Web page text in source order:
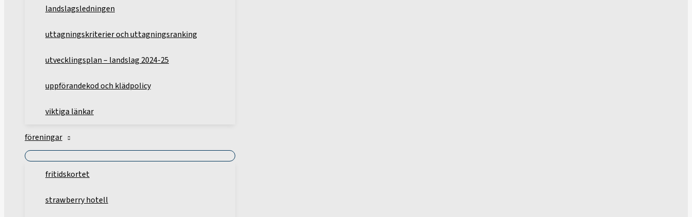
landslagsledningen
uttagningskriterier och uttagningsranking
utvecklingsplan – landslag 2024-25
uppförandekod och klädpolicy
viktiga länkar
föreningar
fritidskortet
strawberry hotell